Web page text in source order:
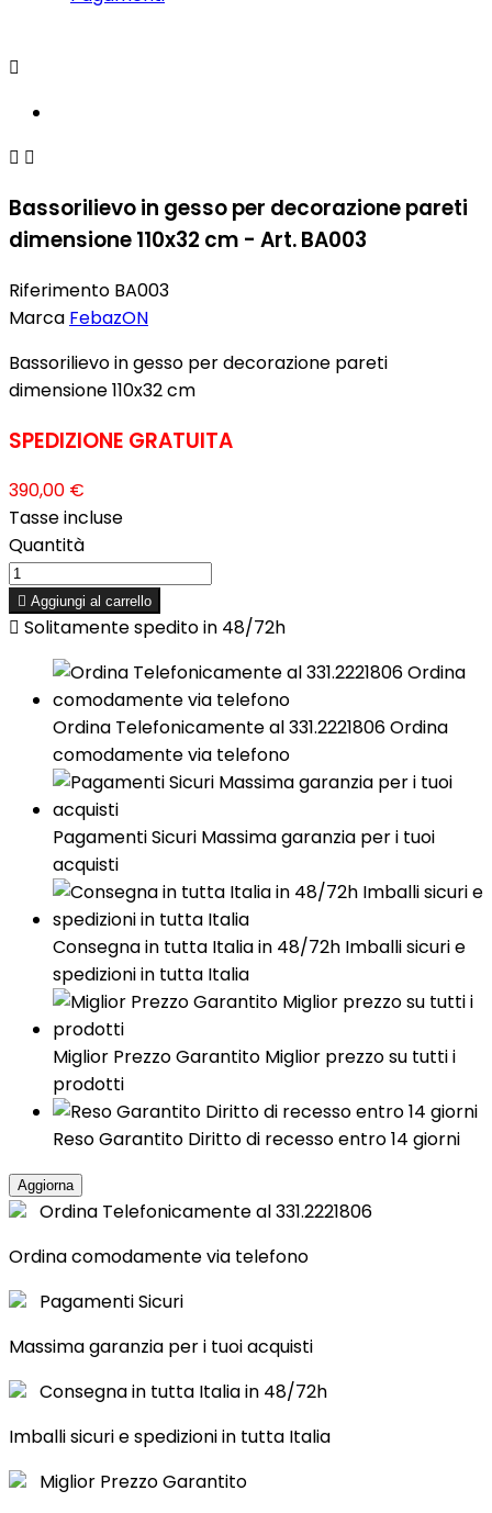

 
Bassorilievo in gesso per decorazione pareti
dimensione 110x32 cm - Art. BA003
Riferimento BA003
Marca FebazON
Bassorilievo in gesso per decorazione pareti
dimensione 110x32 cm
SPEDIZIONE GRATUITA
390,00 €
Tasse incluse
Quantità
 Aggiungi al carrello
 Solitamente spedito in 48/72h
Ordina Telefonicamente al 331.2221806 Ordina
comodamente via telefono
Pagamenti Sicuri Massima garanzia per i tuoi
acquisti
Consegna in tutta Italia in 48/72h Imballi sicuri e
spedizioni in tutta Italia
Miglior Prezzo Garantito Miglior prezzo su tutti i
prodotti
Reso Garantito Diritto di recesso entro 14 giorni
Ordina Telefonicamente al 331.2221806
Ordina comodamente via telefono
Pagamenti Sicuri
Massima garanzia per i tuoi acquisti
Consegna in tutta Italia in 48/72h
Imballi sicuri e spedizioni in tutta Italia
Miglior Prezzo Garantito